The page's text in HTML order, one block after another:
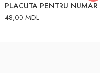
48,00 MDL